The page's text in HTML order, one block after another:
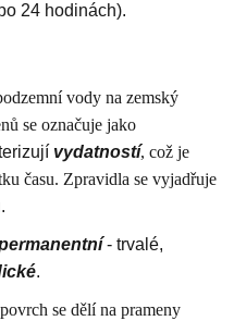
24 hodinách).
vody na zemský
se označuje jako
vydatností, což je
času. Zpravidla se vyjadřuje
- trvalé,
.
se dělí na prameny